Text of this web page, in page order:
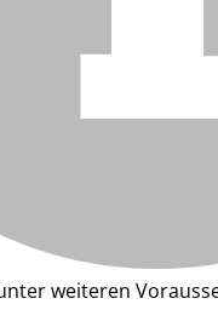
weiteren